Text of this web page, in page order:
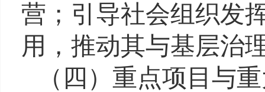
营；引导社会组织发
用，推动其与基层治
（四） 重点项目与